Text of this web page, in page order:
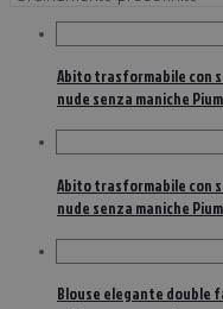
Abito trasformabile con
nude senza maniche
Abito trasformabile con
nude senza maniche
Blouse elegante double